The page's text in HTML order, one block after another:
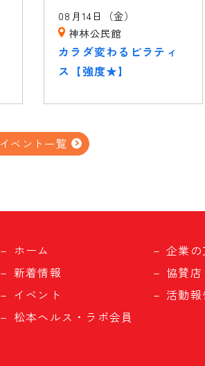
08月14日（金）
神林公民館
カラダ変わるピラティ
ス【強度★】
イベント一覧
ホーム
新着情報
イベント
松本ヘルス・ラボ会員
企業の
協賛店
活動報